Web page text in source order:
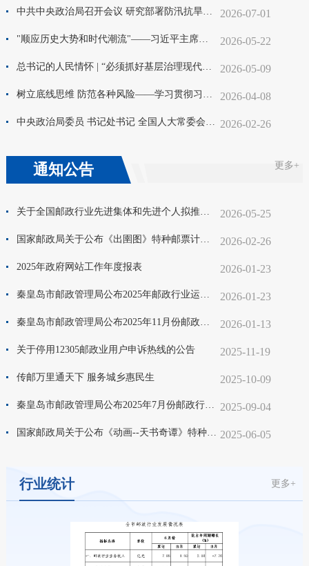
中共中央政治局召开会议 研究部署防汛抗旱工作 中共中央总书记习近平主持会议 2026-07-01
"顺应历史大势和时代潮流"——习近平主席同普京总统会晤侧记 2026-05-22
总书记的人民情怀 | “必须抓好基层治理现代化这项基础性工作” 2026-05-09
树立底线思维 防范各种风险——学习贯彻习近平总书记全国两会期间关于增强经济韧性重要论述系列述评之三 2026-04-08
中央政治局委员 书记处书记 全国人大常委会 国务院 全国政协党组成员 最高人民法院 最高人民检察院党组书记向党中央和习近平总书记述职 2026-02-26
通知公告 更多+
关于全国邮政行业先进集体和先进个人拟推荐对象的公示 2026-05-25
国家邮政局关于公布《出圉图》特种邮票计划发行数量及仿印审批目录的通告 2026-02-26
2025年政府网站工作年度报表 2026-01-23
秦皇岛市邮政管理局公布2025年邮政行业运行情况 2026-01-23
秦皇岛市邮政管理局公布2025年11月份邮政行业运行情况 2026-01-13
关于停用12305邮政业用户申诉热线的公告 2025-11-19
传邮万里通天下 服务城乡惠民生 2025-10-09
秦皇岛市邮政管理局公布2025年7月份邮政行业运行情况 2025-09-04
国家邮政局关于公布《动画--天书奇谭》特种邮票计划发行数量及仿印审批目录的通告 2025-06-05
行业统计 更多+